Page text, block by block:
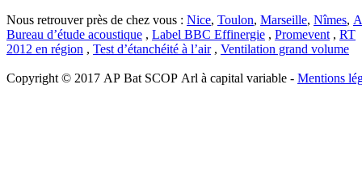
Nous retrouver près de chez vous : Nice, Toulon, Marseille, Nîmes,
Bureau d’étude acoustique , Label BBC Effinergie , Promevent , RT
2012 en région , Test d’étanchéité à l’air, Ventilation grand volume
Copyright © 2017 AP Bat SCOP Arl à capital variable - Mentions